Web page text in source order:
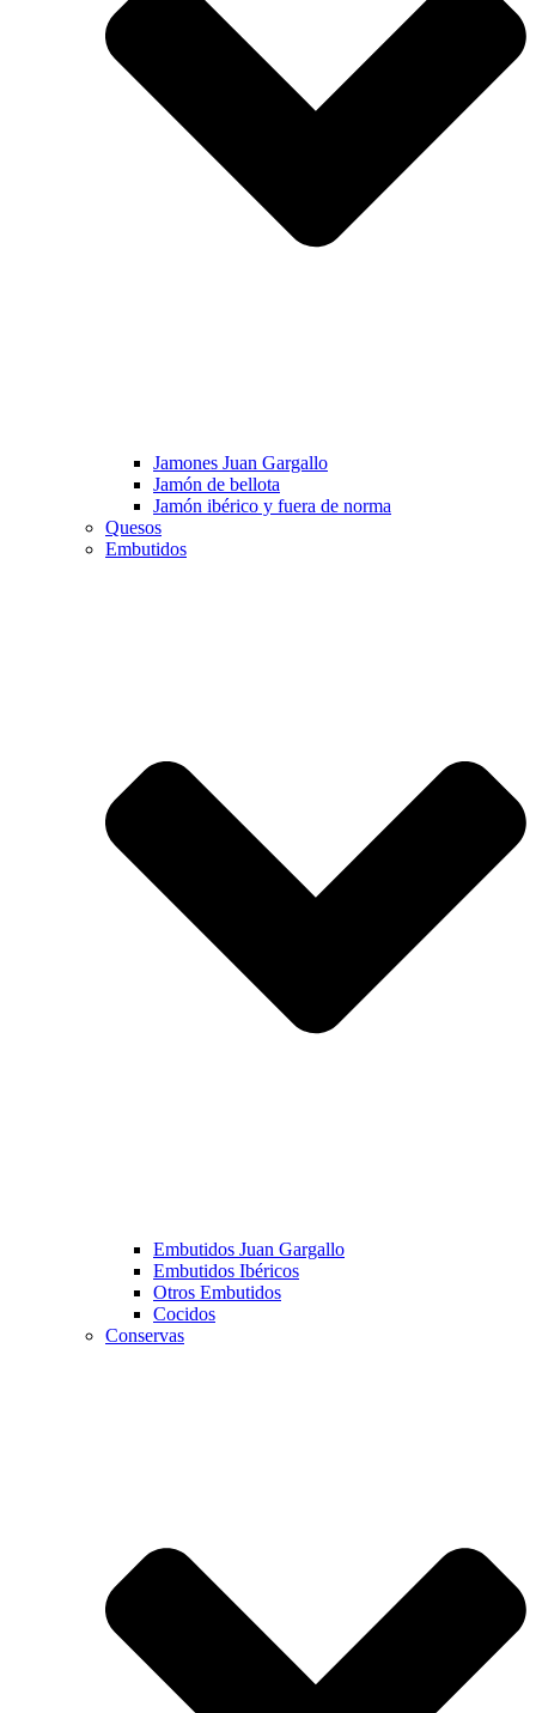
Jamones Juan Gargallo
Jamón de bellota
Jamón ibérico y fuera de norma
Quesos
Embutidos
Embutidos Juan Gargallo
Embutidos Ibéricos
Otros Embutidos
Cocidos
Conservas